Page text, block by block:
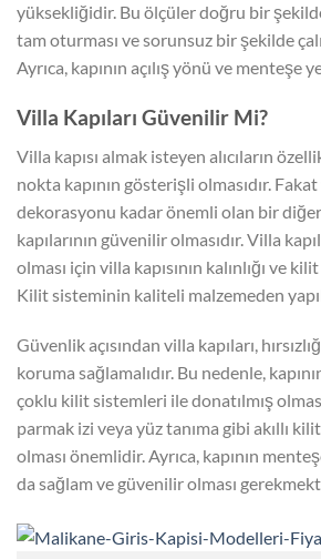
yüksekliğidir. Bu ölçüler doğru bir şekilde
tam oturması ve sorunsuz bir şekilde
Ayrıca, kapının açılış yönü ve menteşe
Villa Kapıları Güvenilir Mi?
Villa kapısı almak isteyen alıcıların
nokta kapının gösterişli olmasıdır. Fakat
dekorasyonu kadar önemli olan bir
kapılarının güvenilir olmasıdır. Villa
olması için villa kapısının kalınlığı ve
Kilit sisteminin kaliteli malzemeden
Güvenlik açısından villa kapıları,
koruma sağlamalıdır. Bu nedenle,
çoklu kilit sistemleri ile donatılmış
parmak izi veya yüz tanıma gibi akıllı
olması önemlidir. Ayrıca, kapının
da sağlam ve güvenilir olması